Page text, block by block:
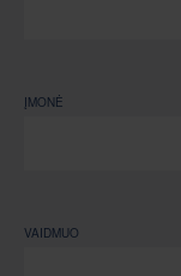
ĮMONĖ
VAIDMUO